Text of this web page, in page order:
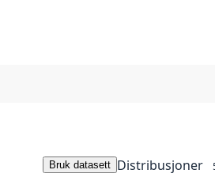
Bruk datasett Distribusjoner